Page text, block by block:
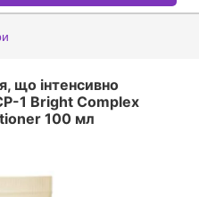
що інтенсивно
1 Bright Complex
100 мл